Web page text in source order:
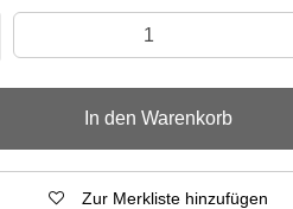
In den Warenkorb
Zur Merkliste hinzufügen